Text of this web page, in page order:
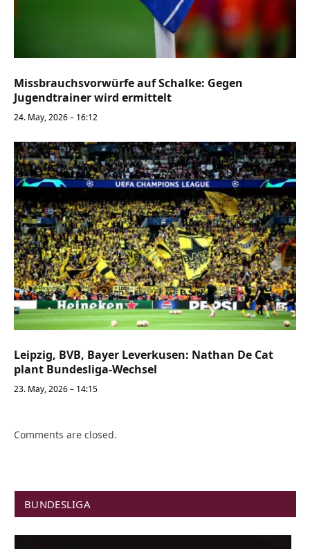
Missbrauchsvorwürfe auf Schalke: Gegen
Jugendtrainer wird ermittelt
24. May, 2026 – 16:12
Leipzig, BVB, Bayer Leverkusen: Nathan De Cat
plant Bundesliga-Wechsel
23. May, 2026 – 14:15
Comments are closed.
BUNDESLIGA